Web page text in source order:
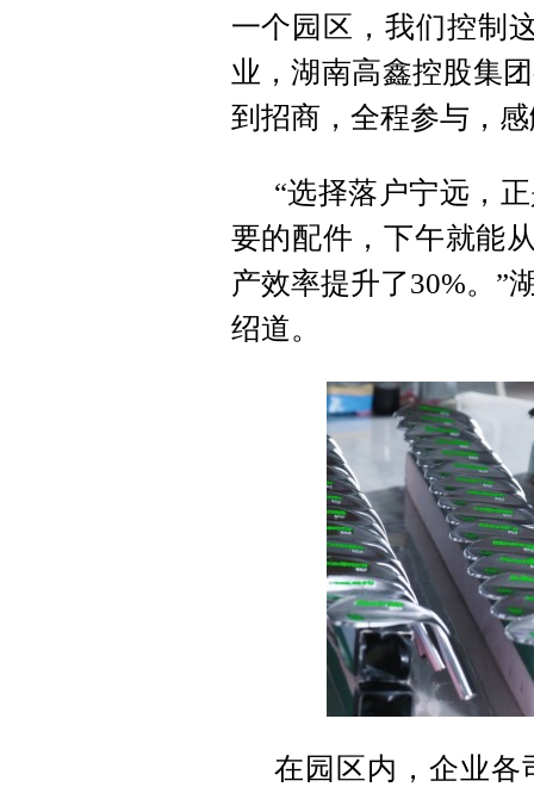
一个园区，我们控制
业，湖南高鑫控股集
到招商，全程参与，
“选择落户宁远，
要的配件，下午就能
产效率提升了30%。”
绍道。
在园区内，企业各